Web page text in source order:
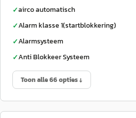
✓airco automatisch
✓Alarm klasse 1(startblokkering)
✓Alarmsysteem
✓Anti Blokkeer Systeem
Toon alle 66 opties ↓